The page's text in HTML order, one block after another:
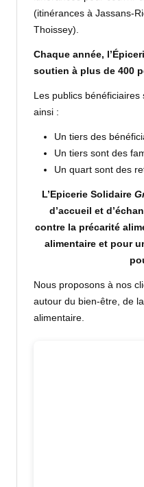
(itinérances à Jassans-
Thoissey).
Chaque année,
soutien à plus de 400
Les publics
ainsi :
Un tiers des
Un tiers sont des
Un quart sont des
L’Epicerie Solidaire
d’accueil et
contre la précarité
alimentaire et pour
Nous proposons à nos
autour du bien-être, de
alimentaire.